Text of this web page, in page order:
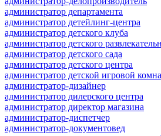
администратор департамента
администратор детейлинг-центра
администратор детского клуба
администратор детского
администратор детского сада
администратор детского центра
администратор детской игровой
администратор-дизайнер
администратор дилерского центра
администратор директор магазина
администратор-диспетчер
администратор-документовед